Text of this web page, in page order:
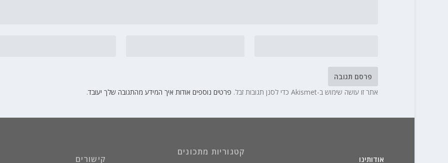
אתר זו עושה שימוש ב-Akismet כדי לסנן תגובות זבל. פרטים נוספים אודות איך המידע מהתגובה שלך יעובד.
אודותינו
קטגוריות מתכונים
קישורים